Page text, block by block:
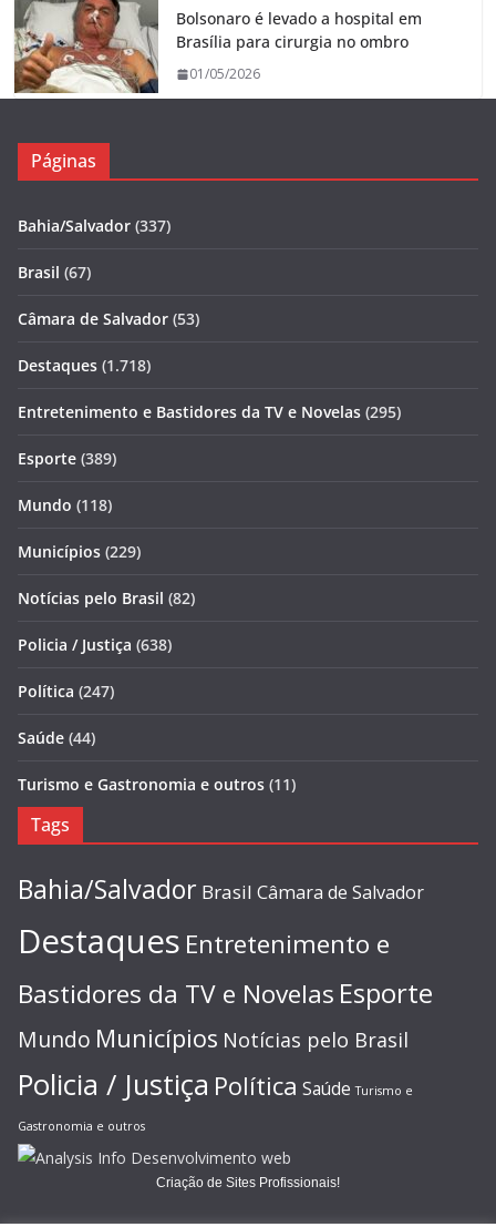
Bolsonaro é levado a hospital em
Brasília para cirurgia no ombro
01/05/2026
Páginas
Bahia/Salvador (337)
Brasil (67)
Câmara de Salvador (53)
Destaques (1.718)
Entretenimento e Bastidores da TV e Novelas (295)
Esporte (389)
Mundo (118)
Municípios (229)
Notícias pelo Brasil (82)
Policia / Justiça (638)
Política (247)
Saúde (44)
Turismo e Gastronomia e outros (11)
Tags
Bahia/Salvador Brasil Câmara de Salvador
Destaques Entretenimento e
Bastidores da TV e Novelas Esporte
Mundo Municípios Notícias pelo Brasil
Policia / Justiça Política Saúde Turismo e
Gastronomia e outros
Criação de Sites Profissionais!